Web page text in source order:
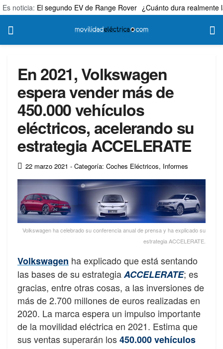
Es noticia: El segundo EV de Range Rover ¿Cuánto dura realmente
En 2021, Volkswagen
espera vender más de
450.000 vehículos
eléctricos, acelerando su
estrategia ACCELERATE
22 marzo 2021 - Categoría: Coches Eléctricos, Informes
Volkswagen ha celebrado su conferencia anual de prensa y ha explicado su
estrategia ACCELERATE.
Volkswagen ha explicado que está sentando
las bases de su estrategiaACCELERATE; es
gracias, entre otras cosas, a las inversiones de
más de 2.700 millones de euros realizadas en
2020. La marca espera un impulso importante
de la movilidad eléctrica en 2021. Estima que
sus ventas superarán los450.000 vehículos